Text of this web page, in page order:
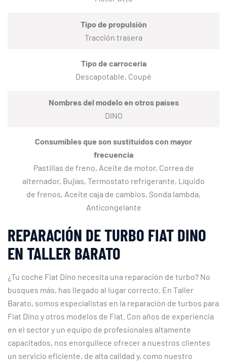
Tipo de propulsión
Tracción trasera
Tipo de carrocería
Descapotable, Coupé
Nombres del modelo en otros países
DINO
Consumibles que son sustituidos con mayor
frecuencia
Pastillas de freno, Aceite de motor, Correa de
alternador, Bujías, Termostato refrigerante, Líquido
de frenos, Aceite caja de cambios, Sonda lambda,
Anticongelante
REPARACIÓN DE TURBO FIAT DINO
EN TALLER BARATO
¿Tu coche Fiat Dino necesita una reparación de turbo? No
busques más, has llegado al lugar correcto. En Taller
Barato, somos especialistas en la reparación de turbos para
Fiat Dino y otros modelos de Fiat. Con años de experiencia
en el sector y un equipo de profesionales altamente
capacitados, nos enorgullece ofrecer a nuestros clientes
un servicio eficiente, de alta calidad y, como nuestro